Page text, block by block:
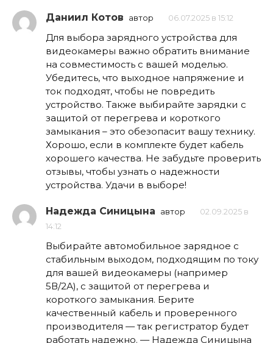
Даниил Котов автор 06.07.2025 в 15:12
Для выбора зарядного устройства для
видеокамеры важно обратить внимание
на совместимость с вашей моделью.
Убедитесь, что выходное напряжение и
ток подходят, чтобы не повредить
устройство. Также выбирайте зарядки с
защитой от перегрева и короткого
замыкания – это обезопасит вашу технику.
Хорошо, если в комплекте будет кабель
хорошего качества. Не забудьте проверить
отзывы, чтобы узнать о надежности
устройства. Удачи в выборе!
Надежда Синицына автор
02.09.2025 в
14:12
Выбирайте автомобильное зарядное с
стабильным выходом, подходящим по току
для вашей видеокамеры (например
5В/2А), с защитой от перегрева и
короткого замыкания. Берите
качественный кабель и проверенного
производителя — так регистратоp будет
работать надежно. — Надежда Синицына